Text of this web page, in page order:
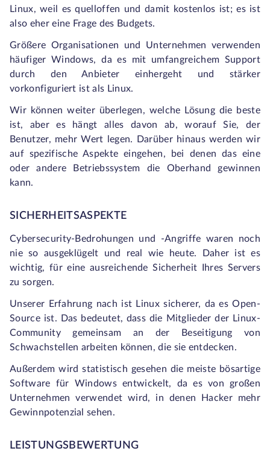
Linux, weil es quelloffen und damit kostenlos ist; es ist
also eher eine Frage des Budgets.
Größere Organisationen und Unternehmen verwenden
häufiger Windows, da es mit umfangreichem Support
durch den Anbieter einhergeht und stärker
vorkonfiguriert ist als Linux.
Wir können weiter überlegen, welche Lösung die beste
ist, aber es hängt alles davon ab, worauf Sie, der
Benutzer, mehr Wert legen. Darüber hinaus werden wir
auf spezifische Aspekte eingehen, bei denen das eine
oder andere Betriebssystem die Oberhand gewinnen
kann.
SICHERHEITSASPEKTE
Cybersecurity-Bedrohungen und -Angriffe waren noch
nie so ausgeklügelt und real wie heute. Daher ist es
wichtig, für eine ausreichende Sicherheit Ihres Servers
zu sorgen.
Unserer Erfahrung nach ist Linux sicherer, da es Open-
Source ist. Das bedeutet, dass die Mitglieder der Linux-
Community gemeinsam an der Beseitigung von
Schwachstellen arbeiten können, die sie entdecken.
Außerdem wird statistisch gesehen die meiste bösartige
Software für Windows entwickelt, da es von großen
Unternehmen verwendet wird, in denen Hacker mehr
Gewinnpotenzial sehen.
LEISTUNGSBEWERTUNG